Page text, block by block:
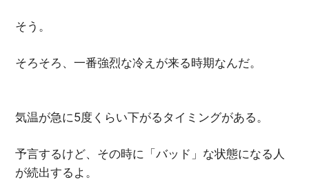
そう。
そろそろ、一番強烈な冷えが来る時期なんだ。
気温が急に5度くらい下がるタイミングがある。
予言するけど、その時に「バッド」な状態になる人
が続出するよ。